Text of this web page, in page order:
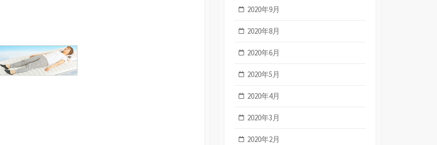
2020年9月
2020年8月
2020年6月
2020年5月
2020年4月
2020年3月
2020年2月